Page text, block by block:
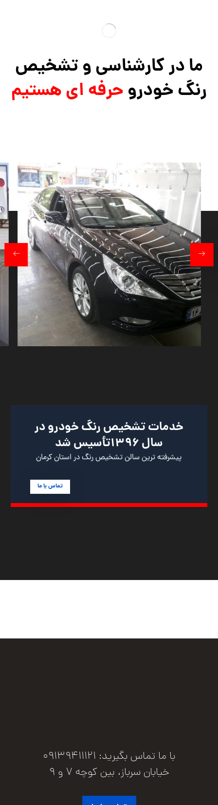
ما در کارشناسی و تشخیص
رنگ خودروحرفه ای هستیم
خدمات تشخیص رنگ خودرو در
سال ۱۳۹۶تأسیس شد
پیشرفته ترین سالن تشخیص رنگ در استان کرمان
تماس با ما
با ما تماس بگیرید: ۰۹۱۳۹۴۱۱۱۲۱
خیابان سرباز، بین کوچه 7 و 9